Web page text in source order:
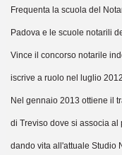
Frequenta la scuola del
Padova e le scuole notarili
Vince il concorso notarile
iscrive a ruolo nel luglio
Nel gennaio 2013 ottiene il
di Treviso dove si associa
dando vita all'attuale Studio